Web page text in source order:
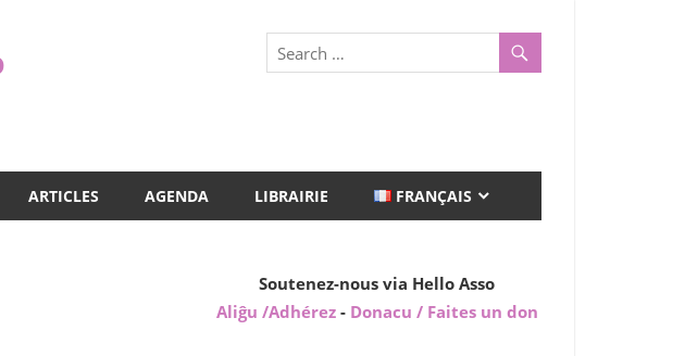
ARTICLES AGENDA LIBRAIRIE FRANÇAIS
Soutenez-nous via Hello Asso
Aliĝu /Adhérez - Donacu / Faites un don